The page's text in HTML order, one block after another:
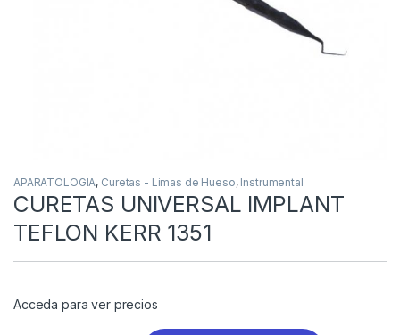
APARATOLOGIA, Curetas - Limas de Hueso, Instrumental
CURETAS UNIVERSAL IMPLANT
TEFLON KERR 1351
Acceda para ver precios